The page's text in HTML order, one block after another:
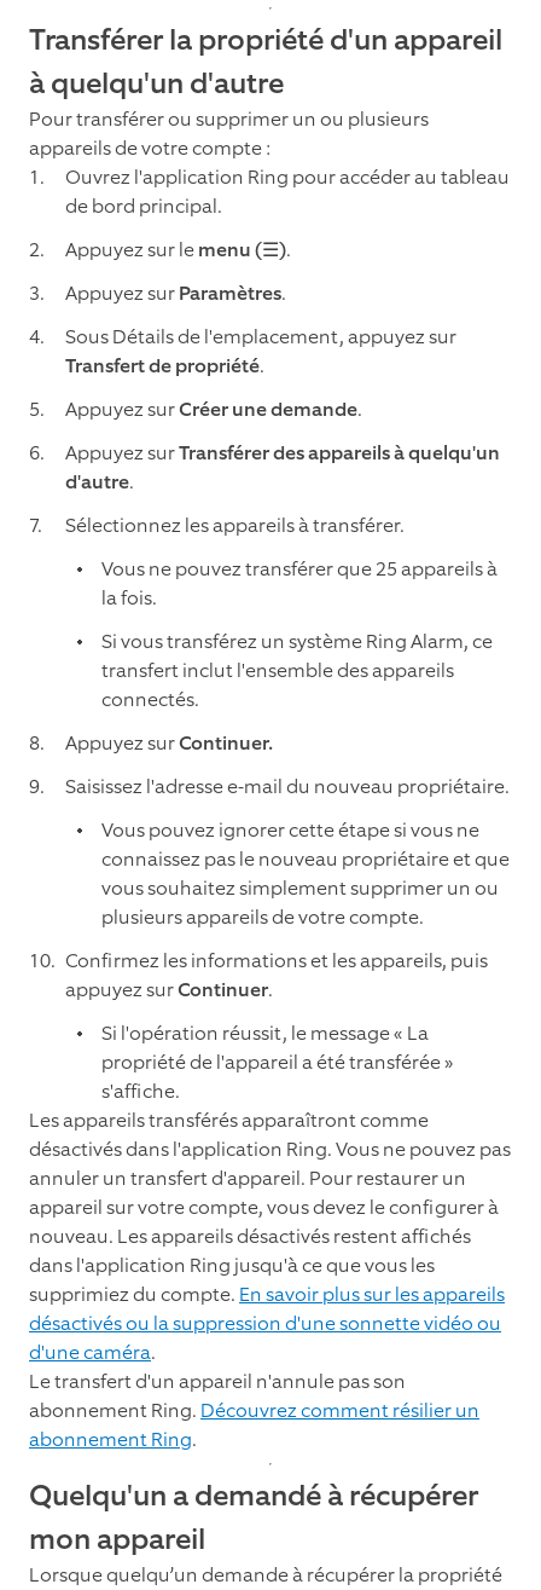
Transférer la propriété d'un appareil
à quelqu'un d'autre
Pour transférer ou supprimer un ou plusieurs
appareils de votre compte :
Ouvrez l'application Ring pour accéder au tableau
de bord principal.
Appuyez sur lemenu (☰).
Appuyez surParamètres.
Sous Détails de l'emplacement, appuyez sur
Transfert de propriété.
Appuyez surCréer une demande.
Appuyez surTransférer des appareils à quelqu'un
d'autre.
Sélectionnez les appareils à transférer.
Vous ne pouvez transférer que 25 appareils à
la fois.
Si vous transférez un système Ring Alarm, ce
transfert inclut l'ensemble des appareils
connectés.
Appuyez surContinuer.
Saisissez l'adresse e-mail du nouveau propriétaire.
Vous pouvez ignorer cette étape si vous ne
connaissez pas le nouveau propriétaire et que
vous souhaitez simplement supprimer un ou
plusieurs appareils de votre compte.
Confirmez les informations et les appareils, puis
appuyez surContinuer.
Si l'opération réussit, le message « La
propriété de l'appareil a été transférée »
s'affiche.
Les appareils transférés apparaîtront comme
désactivés dans l'application Ring. Vous ne pouvez pas
annuler un transfert d'appareil. Pour restaurer un
appareil sur votre compte, vous devez le configurer à
nouveau. Les appareils désactivés restent affichés
dans l'application Ring jusqu'à ce que vous les
supprimiez du compte. En savoir plus sur les appareils
désactivés ou la suppression d'une sonnette vidéo ou
d'une caméra.
Le transfert d'un appareil n'annule pas son
abonnement Ring. Découvrez comment résilier un
abonnement Ring.
Quelqu'un a demandé à récupérer
mon appareil
Lorsque quelqu’un demande à récupérer la propriété